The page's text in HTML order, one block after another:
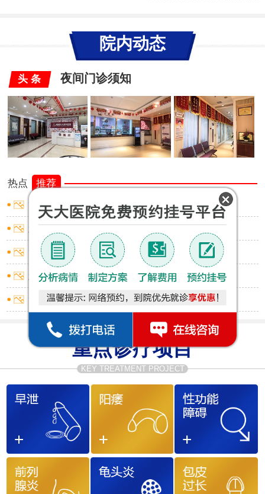
院内动态
头 条 夜间门诊须知
热点
推荐
龟头炎会流脓吗
怎么去除包皮垢
龟头炎会不会流脓
怎么确认包皮过长
龟头炎什么表现
重点诊疗项目
KEY TREATMENT PROJECT